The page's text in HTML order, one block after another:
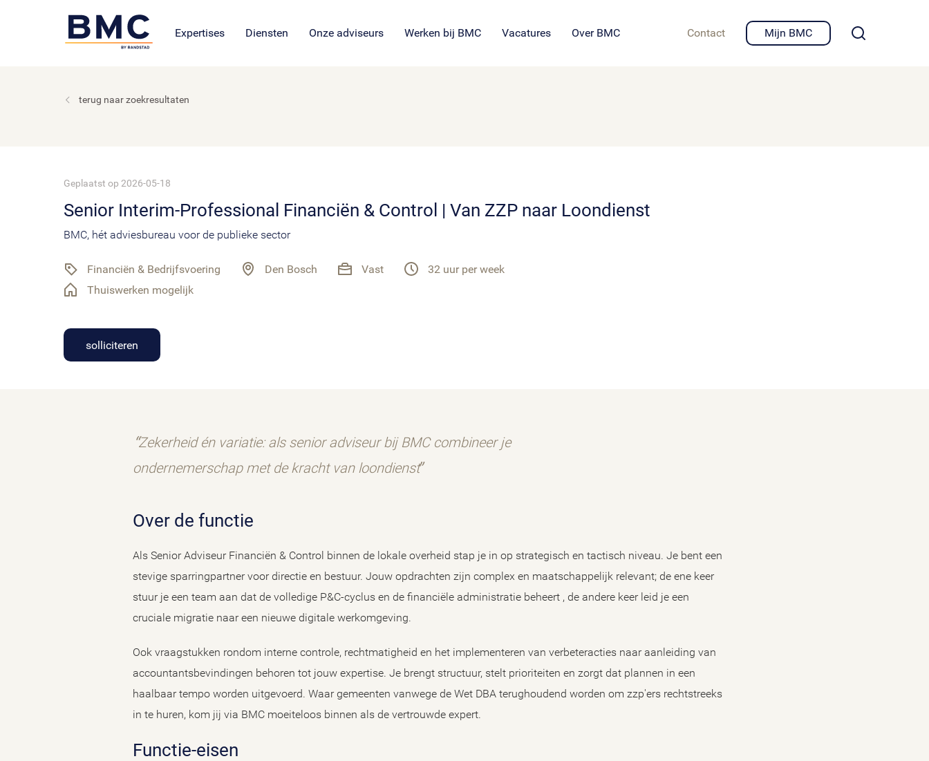
Expertises
Diensten
BMC academie: opleidingenOnze adviseurs Werken bij BMC
Onze cultuur en organisatie Vacatures
Open sollicitatie Over BMC
Contact
Mijn BMC
terug naar zoekresultaten
Senior Interim-Professional Financiën & Control | Van ZZP naar Loondienst
BMC, hét adviesbureau voor de publieke sector
Geplaatst op 2026-05-18
Financiën & Bedrijfsvoering Den Bosch Vast
32 uur per week
Thuiswerken mogelijk
solliciteren
Zekerheid én variatie: als senior adviseur bij BMC combineer je
ondernemerschap met de kracht van loondienst
Over de functie
Als Senior Adviseur Financiën & Control binnen de lokale overheid stap je in op strategisch en tactisch niveau. Je bent een
stevige sparringpartner voor directie en bestuur. Jouw opdrachten zijn complex en maatschappelijk relevant; de ene keer
stuur je een team aan dat de volledige P&C-cyclus en de financiële administratie beheert , de andere keer leid je een
cruciale migratie naar een nieuwe digitale werkomgeving.
Ook vraagstukken rondom interne controle, rechtmatigheid en het implementeren van verbeteracties naar aanleiding van
accountantsbevindingen behoren tot jouw expertise. Je brengt structuur, stelt prioriteiten en zorgt dat plannen in een
haalbaar tempo worden uitgevoerd. Waar gemeenten vanwege de Wet DBA terughoudend worden om zzp'ers rechtstreeks
in te huren, kom jij via BMC moeiteloos binnen als de vertrouwde expert.
Functie-eisen